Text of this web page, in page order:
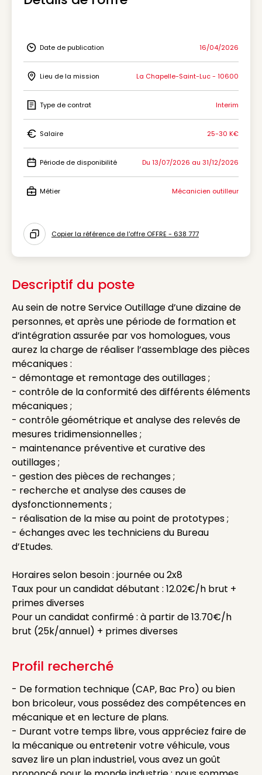
Icon Date de publication
Date de publication 16/04/2026
Icon Lieu de la mission
Lieu de la mission La Chapelle-Saint-Luc - 10600
Icon Type de contrat
Type de contrat Interim
Icon Salaire
Salaire 25-30 K€
Icon Période de disponibilité
Période de disponibilité Du 13/07/2026 au 31/12/2026
Métier Mécanicien outilleur
Icon copy to clipboard
Copier la référence de l'offre OFFRE - 638 777
Descriptif du poste
Au sein de notre Service Outillage d’une dizaine de
personnes, et après une période de formation et
d’intégration assurée par vos homologues, vous
aurez la charge de réaliser l’assemblage des pièces
mécaniques :
- démontage et remontage des outillages ;
- contrôle de la conformité des différents éléments
mécaniques ;
- contrôle géométrique et analyse des relevés de
mesures tridimensionnelles ;
- maintenance préventive et curative des
outillages ;
- gestion des pièces de rechanges ;
- recherche et analyse des causes de
dysfonctionnements ;
- réalisation de la mise au point de prototypes ;
- échanges avec les techniciens du Bureau
d’Etudes.
Horaires selon besoin : journée ou 2x8
Taux pour un candidat débutant : 12.02€/h brut +
primes diverses
Pour un candidat confirmé : à partir de 13.70€/h
brut (25k/annuel) + primes diverses
Profil recherché
- De formation technique (CAP, Bac Pro) ou bien
bon bricoleur, vous possédez des compétences en
mécanique et en lecture de plans.
- Durant votre temps libre, vous appréciez faire de
la mécanique ou entretenir votre véhicule, vous
savez lire un plan industriel, vous avez un goût